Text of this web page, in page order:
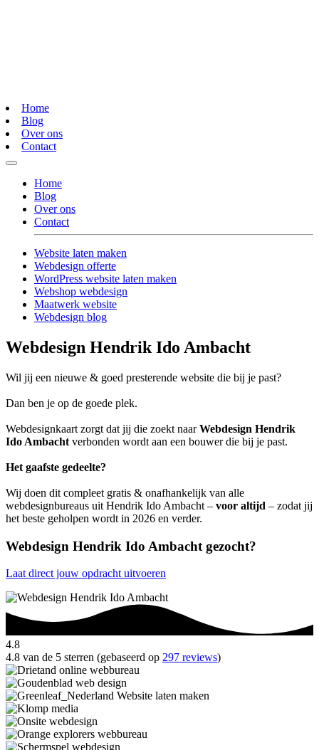
Home
Blog
Over ons
Contact
Home
Blog
Over ons
Contact
Website laten maken
Webdesign offerte
WordPress website laten maken
Webshop webdesign
Maatwerk website
Webdesign blog
Webdesign Hendrik Ido Ambacht
Wil jij een nieuwe & goed presterende website die bij je past?
Dan ben je op de goede plek.
Webdesignkaart zorgt dat jij die zoekt naarWebdesign Hendrik
Ido Ambacht verbonden wordt aan een bouwer die bij je past.
Het gaafste gedeelte?
Wij doen dit compleet gratis & onafhankelijk van alle
webdesignbureaus uit Hendrik Ido Ambacht – voor altijd – zodat jij
het beste geholpen wordt in 2026 en verder.
Webdesign Hendrik Ido Ambacht gezocht?
Laat direct jouw opdracht uitvoeren
4.8
4.8 van de 5 sterren (gebaseerd op 297 reviews)